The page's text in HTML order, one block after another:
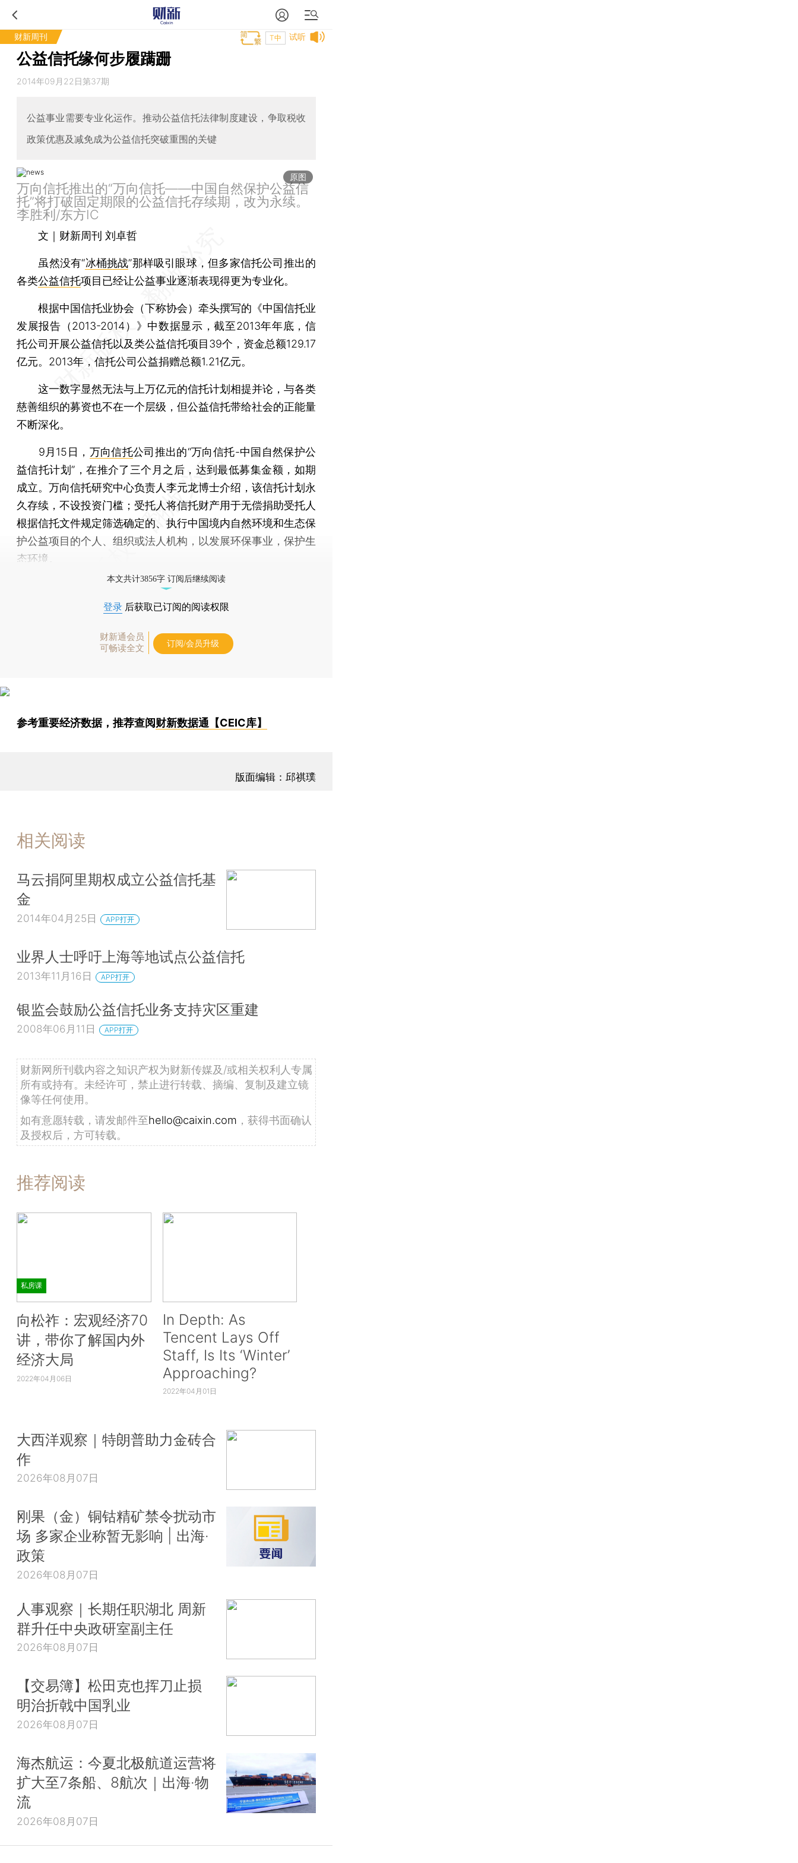
财新周刊 试听
T中
公益信托缘何步履蹒跚
2014年09月22日第37期
公益事业需要专业化运作。推动公益信托法律制度建设，争取税收
政策优惠及减免成为公益信托突破重围的关键
原图
万向信托推出的“万向信托——中国自然保护公益信
托”将打破固定期限的公益信托存续期，改为永续。
李胜利/东方IC
文｜财新周刊 刘卓哲
虽然没有“冰桶挑战”那样吸引眼球，但多家信托公司推出的
各类公益信托项目已经让公益事业逐渐表现得更为专业化。
根据中国信托业协会（下称协会）牵头撰写的《中国信托业
发展报告（2013-2014）》中数据显示，截至2013年年底，信
托公司开展公益信托以及类公益信托项目39个，资金总额129.17
亿元。2013年，信托公司公益捐赠总额1.21亿元。
这一数字显然无法与上万亿元的信托计划相提并论，与各类
慈善组织的募资也不在一个层级，但公益信托带给社会的正能量
不断深化。
9月15日， 万向信托公司推出的“万向信托-中国自然保护公
益信托计划”，在推介了三个月之后，达到最低募集金额，如期
成立。万向信托研究中心负责人李元龙博士介绍，该信托计划永
久存续，不设投资门槛；受托人将信托财产用于无偿捐助受托人
根据信托文件规定筛选确定的、执行中国境内自然环境和生态保
护公益项目的个人、组织或法人机构，以发展环保事业，保护生
态环境。
本文共计3856字 订阅后继续阅读
登录 后获取已订阅的阅读权限
财新通会员
可畅读全文
订阅/会员升级
参考重要经济数据，推荐查阅财新数据通【CEIC库】
版面编辑：邱祺璞
相关阅读
马云捐阿里期权成立公益信托基
金
2014年04月25日 APP打开
业界人士呼吁上海等地试点公益信托
2013年11月16日 APP打开
银监会鼓励公益信托业务支持灾区重建
2008年06月11日 APP打开
财新网所刊载内容之知识产权为财新传媒及/或相关权利人专属
所有或持有。未经许可，禁止进行转载、摘编、复制及建立镜
像等任何使用。
如有意愿转载，请发邮件至hello@caixin.com ，获得书面确认
及授权后，方可转载。
推荐阅读
私房课
向松祚：宏观经济70
讲，带你了解国内外
经济大局
2022年04月06日
In Depth: As
Tencent Lays Off
Staff, Is Its ‘Winter’
Approaching?
2022年04月01日
大西洋观察｜特朗普助力金砖合
作
2026年08月07日
刚果（金）铜钴精矿禁令扰动市
场 多家企业称暂无影响 | 出海·
政策
2026年08月07日
人事观察｜长期任职湖北 周新
群升任中央政研室副主任
2026年08月07日
【交易簿】松田克也挥刀止损
明治折戟中国乳业
2026年08月07日
海杰航运：今夏北极航道运营将
扩大至7条船、8航次｜出海·物
流
2026年08月07日